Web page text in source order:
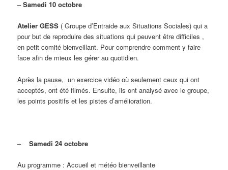
–Samedi 10 octobre
Atelier GESS ( Groupe d’Entraide aux Situations Sociales) qui a
pour but de reproduire des situations qui peuvent être difficiles ,
en petit comité bienveillant. Pour comprendre comment y faire
face afin de mieux les gérer au quotidien.
Après la pause, un exercice vidéo où seulement ceux qui ont
acceptés, ont été filmés. Ensuite, ils ont analysé avec le groupe,
les points positifs et les pistes d’amélioration.
–Samedi 24 octobre
Au programme : Accueil et météo bienveillante